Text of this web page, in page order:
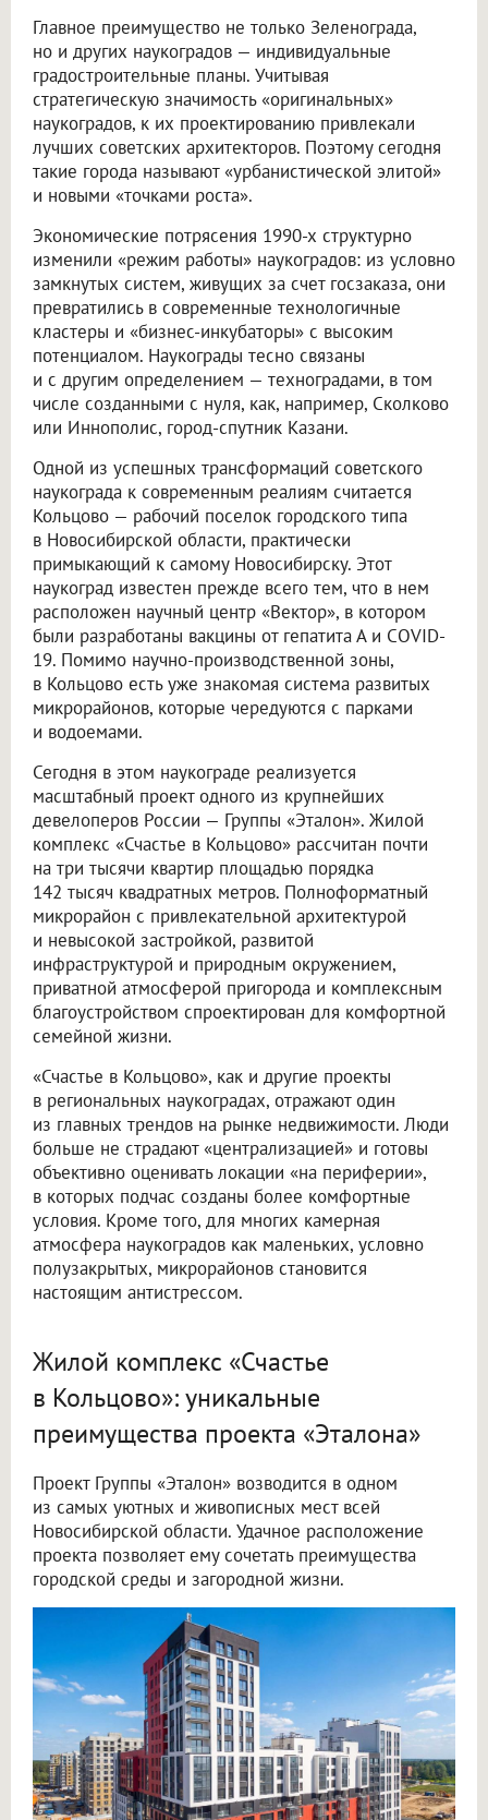
Главное преимущество не только Зеленограда,
но и других наукоградов — индивидуальные
градостроительные планы. Учитывая
стратегическую значимость «оригинальных»
наукоградов, к их проектированию привлекали
лучших советских архитекторов. Поэтому сегодня
такие города называют «урбанистической элитой»
и новыми «точками роста».
Экономические потрясения 1990-х структурно
изменили «режим работы» наукоградов: из условно
замкнутых систем, живущих за счет госзаказа, они
превратились в современные технологичные
кластеры и «бизнес-инкубаторы» с высоким
потенциалом. Наукограды тесно связаны
и с другим определением — техноградами, в том
числе созданными с нуля, как, например, Сколково
или Иннополис, город-спутник Казани.
Одной из успешных трансформаций советского
наукограда к современным реалиям считается
Кольцово — рабочий поселок городского типа
в Новосибирской области, практически
примыкающий к самому Новосибирску. Этот
наукоград известен прежде всего тем, что в нем
расположен научный центр «Вектор», в котором
были разработаны вакцины от гепатита А и COVID-
19. Помимо научно-производственной зоны,
в Кольцово есть уже знакомая система развитых
микрорайонов, которые чередуются с парками
и водоемами.
Сегодня в этом наукограде реализуется
масштабный проект одного из крупнейших
девелоперов России — Группы «Эталон». Жилой
комплекс «Счастье в Кольцово» рассчитан почти
на три тысячи квартир площадью порядка
142 тысяч квадратных метров. Полноформатный
микрорайон с привлекательной архитектурой
и невысокой застройкой, развитой
инфраструктурой и природным окружением,
приватной атмосферой пригорода и комплексным
благоустройством спроектирован для комфортной
семейной жизни.
«Счастье в Кольцово», как и другие проекты
в региональных наукоградах, отражают один
из главных трендов на рынке недвижимости. Люди
больше не страдают «централизацией» и готовы
объективно оценивать локации «на периферии»,
в которых подчас созданы более комфортные
условия. Кроме того, для многих камерная
атмосфера наукоградов как маленьких, условно
полузакрытых, микрорайонов становится
настоящим антистрессом.
Жилой комплекс «Счастье
в Кольцово»: уникальные
преимущества проекта «Эталона»
Проект Группы «Эталон» возводится в одном
из самых уютных и живописных мест всей
Новосибирской области. Удачное расположение
проекта позволяет ему сочетать преимущества
городской среды и загородной жизни.